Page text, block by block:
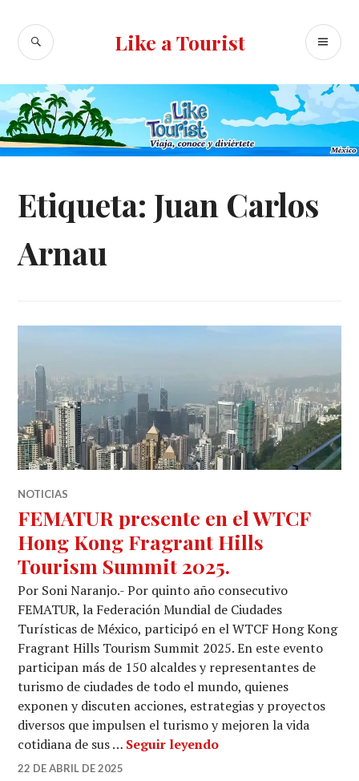
contenido
Like a Tourist
BUSCAR
Etiqueta: Juan Carlos
Arnau
NOTICIAS
FEMATUR presente en el WTCF
Hong Kong Fragrant Hills
Tourism Summit 2025.
Por Soni Naranjo.- Por quinto año consecutivo
FEMATUR, la Federación Mundial de Ciudades
Turísticas de México, participó en el WTCF Hong Kong
Fragrant Hills Tourism Summit 2025. En este evento
participan más de 150 alcaldes y representantes de
turismo de ciudades de todo el mundo, quienes
exponen y discuten acciones, estrategias y proyectos
diversos que impulsen el turismo y mejoren la vida
cotidiana de sus … Seguir leyendoFEMATUR presente
22 DE ABRIL DE 2025